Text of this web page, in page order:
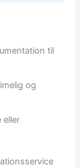
til
og
eller